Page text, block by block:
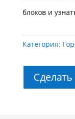
блоков и
Категория: